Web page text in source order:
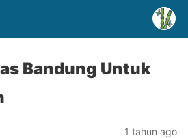
Bandung Untuk
1 tahun ago